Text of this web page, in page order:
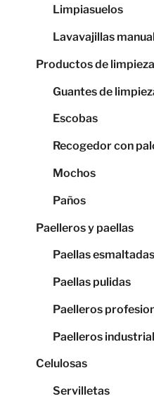
Limpiasuelos
Lavavajillas manual
Productos de limpieza
Guantes de
Escobas
Recogedor con
Mochos
Paños
Paelleros y paellas
Paellas esmaltadas
Paellas pulidas
Paelleros
Paelleros
Celulosas
Servilletas